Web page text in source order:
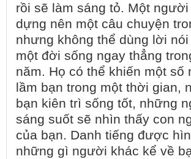
rồi sẽ làm sáng tỏ. Một
dựng nên một câu chuyện
nhưng không thể dùng lời
một đời sống ngay thẳng
năm. Họ có thể khiến một số
lầm bạn trong một thời gian,
bạn kiên trì sống tốt, những
sáng suốt sẽ nhìn thấy con
của bạn. Danh tiếng được
những gì người khác kể về